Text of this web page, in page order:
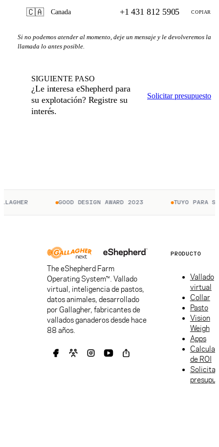
🇨🇦 Canada +1 431 812 5905 COPIAR
Si no podemos atender al momento, deje un mensaje y le devolveremos la
llamada lo antes posible.
SIGUIENTE PASO
¿Le interesa eShepherd para
su explotación? Registre su
interés.
Solicitar presupuesto
GOOD DESIGN AWARD 2023 TUYO PARA
The eShepherd Farm
Operating System™. Vallado
virtual, inteligencia de pastos,
datos animales, desarrollado
por Gallagher, fabricantes de
vallados ganaderos desde hace
88 años.
PRODUCTO
Vallado
virtual
Collar
Pasto
Vision
Weigh
Apps
de ROI
Solicitar